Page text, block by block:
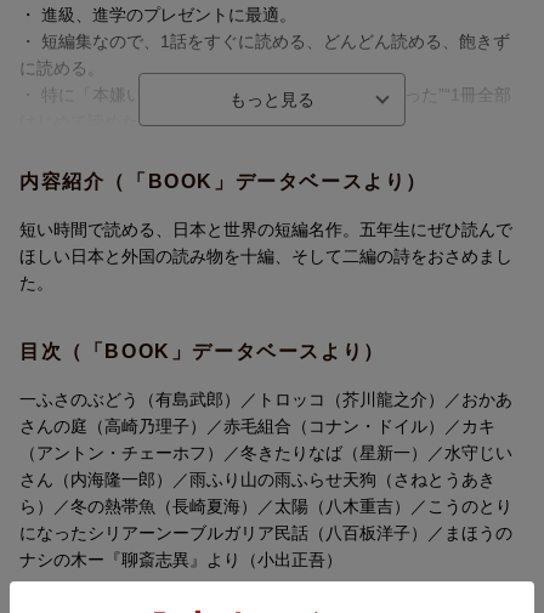
・ 進級、進学のプレゼントに最適。
・ 短編集なので、1話をすぐに読める、どんどん読める、飽きず
に読める。
・ 特に「本嫌いのお子さん」から、“本が好きになった”“1冊全部
はじめて読めた”などの喜びの声多数。
ので、「読書の幅」を広げられる。
・ 学校での「朝の読書」の時間に、「音読」の宿題、短い時間で
の「読み聞かせ」、家族で読む「家読（うちどく）」、祖父母の
「朗読」などいろいろと活用できる。
【もくじ】
表紙絵・井江 栄
一ふさのぶどう 作・有島武郎 絵・清重伸之
トロッコ 作・芥川龍之介 絵・小林敏也
おかあさんの庭 作・高崎乃理子 絵・渡辺リリコ
赤毛組合 作・コナン・ドイル 訳・水谷 準 絵・アンヴィル奈宝子
カキ 作・アントン・チェーホフ 訳・宮川やすえ 絵・井江 栄
冬きたりなば 作・星 新一 絵・スズキコージ
内容紹介（「BOOK」データベースより）
短い時間で読める、日本と世界の短編名作。五年生にぜひ読んで
ほしい日本と外国の読み物を十編、そして二編の詩をおさめまし
た。
目次（「BOOK」データベースより）
一ふさのぶどう（有島武郎）／トロッコ（芥川龍之介）／おかあ
さんの庭（高崎乃理子）／赤毛組合（コナン・ドイル）／カキ
（アントン・チェーホフ）／冬きたりなば（星新一）／水守じい
さん（内海隆一郎）／雨ふり山の雨ふらせ天狗（さねとうあき
ら）／冬の熱帯魚（長崎夏海）／太陽（八木重吉）／こうのとり
になったシリアーンーブルガリア民話（八百板洋子）／まほうの
ナシの木ー『聊斎志異』より（小出正吾）